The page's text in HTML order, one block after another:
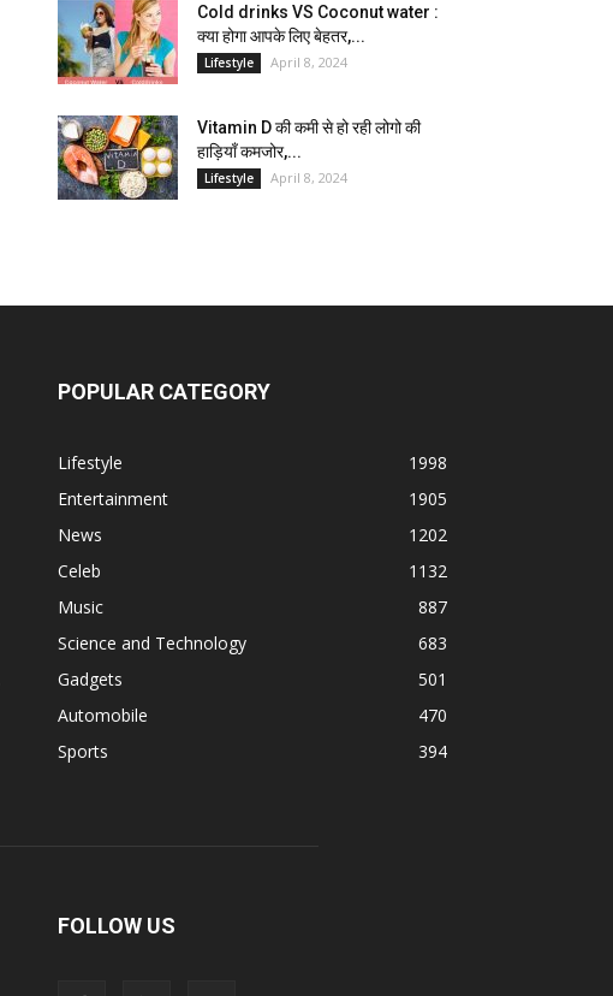
Cold drinks VS Coconut water :
क्या होगा आपके लिए बेहतर,...
Lifestyle April 8, 2024
Vitamin D की कमी से हो रही लोगो की
हाड़ियाँ कमजोर,...
Lifestyle April 8, 2024
POPULAR CATEGORY
Lifestyle
1998
Entertainment
1905
News
1202
Celeb
1132
Music
887
Science and Technology
683
Gadgets
501
Automobile
470
Sports
394
FOLLOW US